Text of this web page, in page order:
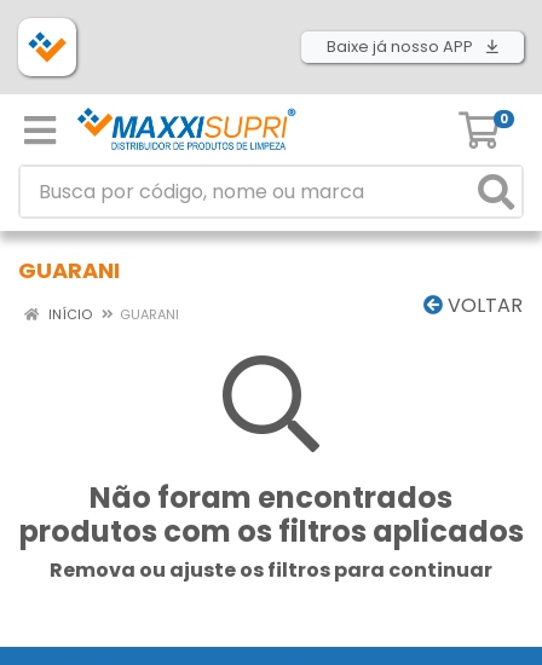
Baixe já nosso APP
0
GUARANI
VOLTAR
INÍCIO GUARANI
Não foram encontrados
produtos com os filtros aplicados
Remova ou ajuste os filtros para continuar